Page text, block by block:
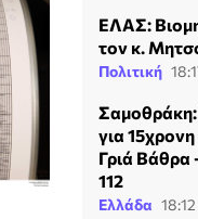
ΕΛΑΣ:
τον κ.
Πολιτική
Σαμοθράκη:
για
Γριά Βάθρα
112
Ελλάδα 18:12